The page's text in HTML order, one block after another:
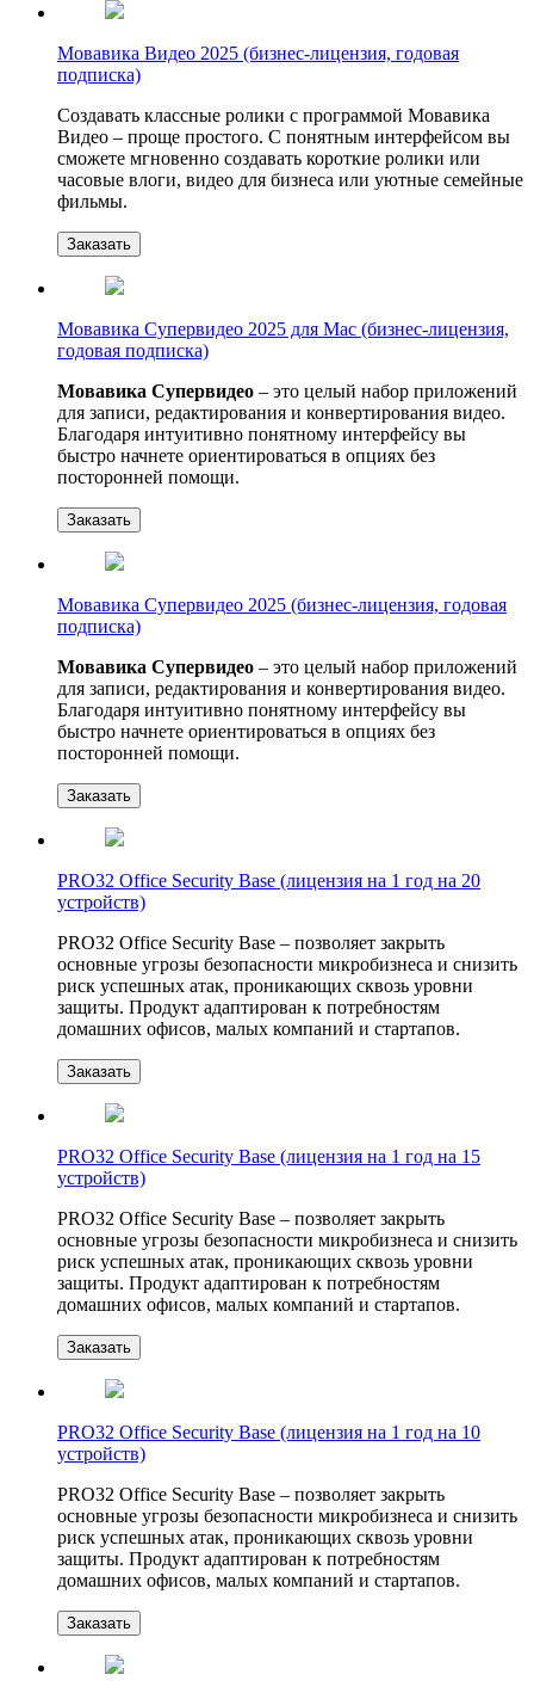
Мовавика Видео 2025 (бизнес-лицензия, годовая
подписка)
Создавать классные ролики с программой Мовавика
Видео – проще простого. С понятным интерфейсом вы
сможете мгновенно создавать короткие ролики или
часовые влоги, видео для бизнеса или уютные семейные
фильмы.
Заказать
Мовавика Супервидео 2025 для Мас (бизнес-лицензия,
годовая подписка)
Мовавика Супервидео – это целый набор приложений
для записи, редактирования и конвертирования видео.
Благодаря интуитивно понятному интерфейсу вы
быстро начнете ориентироваться в опциях без
посторонней помощи.
Заказать
Мовавика Супервидео 2025 (бизнес-лицензия, годовая
подписка)
Мовавика Супервидео – это целый набор приложений
для записи, редактирования и конвертирования видео.
Благодаря интуитивно понятному интерфейсу вы
быстро начнете ориентироваться в опциях без
посторонней помощи.
Заказать
PRO32 Office Security Base (лицензия на 1 год на 20
устройств)
PRO32 Office Security Base – позволяет закрыть
основные угрозы безопасности микробизнеса и снизить
риск успешных атак, проникающих сквозь уровни
защиты. Продукт адаптирован к потребностям
домашних офисов, малых компаний и стартапов.
Заказать
PRO32 Office Security Base (лицензия на 1 год на 15
устройств)
PRO32 Office Security Base – позволяет закрыть
основные угрозы безопасности микробизнеса и снизить
риск успешных атак, проникающих сквозь уровни
защиты. Продукт адаптирован к потребностям
домашних офисов, малых компаний и стартапов.
Заказать
PRO32 Office Security Base (лицензия на 1 год на 10
устройств)
PRO32 Office Security Base – позволяет закрыть
основные угрозы безопасности микробизнеса и снизить
риск успешных атак, проникающих сквозь уровни
защиты. Продукт адаптирован к потребностям
домашних офисов, малых компаний и стартапов.
Заказать